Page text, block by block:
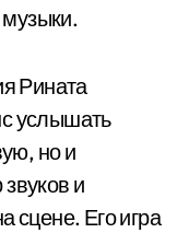
Рината
услышать
но и
и
сцене. Его игра